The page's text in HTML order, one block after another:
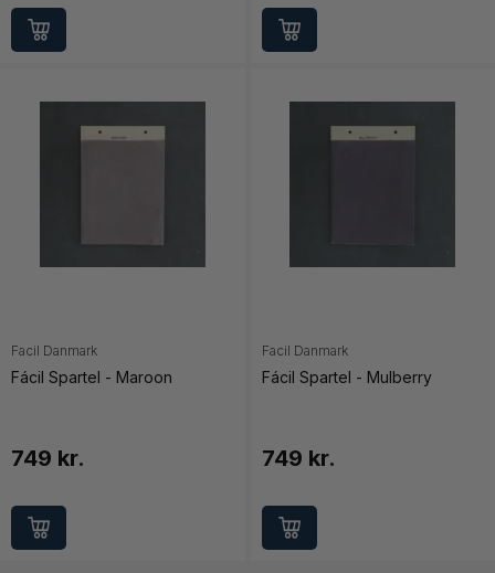
Facil Danmark
Fácil Spartel - Maroon
749 kr.
Facil Danmark
Fácil Spartel - Mulberry
749 kr.